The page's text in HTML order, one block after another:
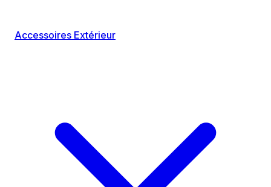
Accessoires Extérieur